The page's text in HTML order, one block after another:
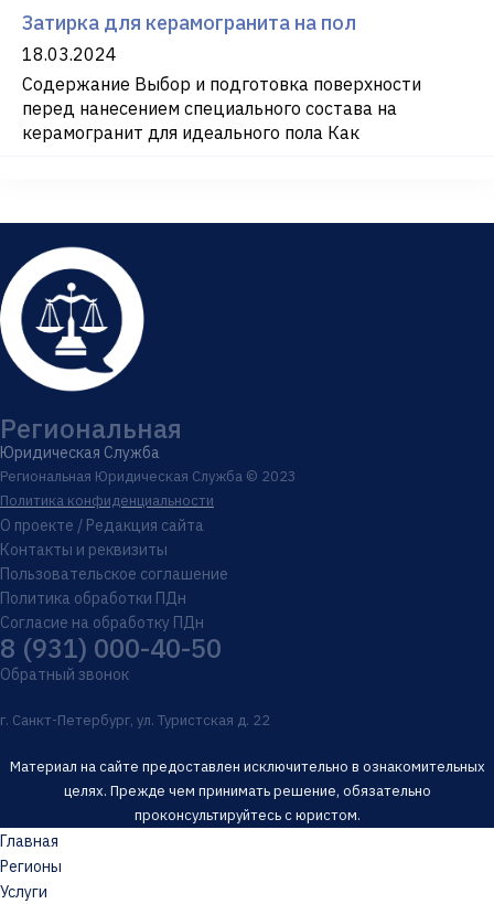
Затирка для керамогранита на пол
18.03.2024
Содержание Выбор и подготовка поверхности
перед нанесением специального состава на
керамогранит для идеального пола Как
Региональная
Юридическая Служба
Региональная Юридическая Служба © 2023
Политика конфиденциальности
О проекте / Редакция сайта
Контакты и реквизиты
Пользовательское соглашение
Политика обработки ПДн
Согласие на обработку ПДн
8 (931) 000-40-50
Обратный звонок
г. Санкт-Петербург, ул. Туристская д. 22
Материал на сайте предоставлен исключительно в ознакомительных
целях. Прежде чем принимать решение, обязательно
проконсультируйтесь с юристом.
Главная
Регионы
Услуги